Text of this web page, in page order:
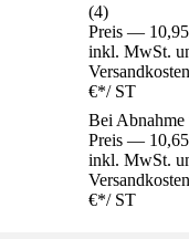
(4)
Preis —
inkl. MwSt.
€*/ ST
Bei Abnahme
Preis —
inkl. MwSt.
€*/ ST